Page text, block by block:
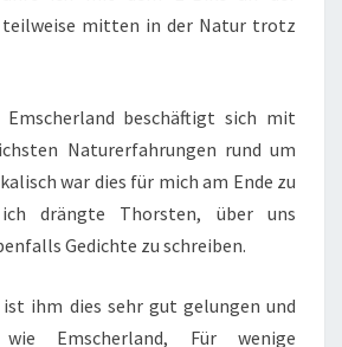
teilweise mitten in der Natur trotz
Emscherland beschäftigt sich mit
Naturerfahrungen rund um
war dies für mich am Ende zu
drängte Thorsten, über uns
Gedichte zu schreiben.
ihm dies sehr gut gelungen und
wie Emscherland, Für wenige